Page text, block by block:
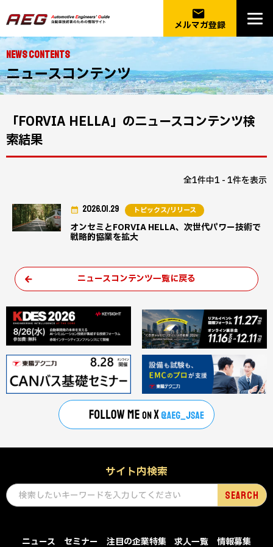
email
メルマガ登録
NEWS CONTENTS
ニュースコンテンツ
「FORVIA HELLA」のニュースコンテンツ検
索結果
全1件中1 - 1件を表示
オンセミとFORVIA HELLA、次世代パワー技術で
戦略的協業を拡大
2026.01.29 トピックス/リリース
ニュースコンテンツ一覧に戻る
サイト内検索
ニュース セミナー 注目の企業特集 求人一覧 情報募集